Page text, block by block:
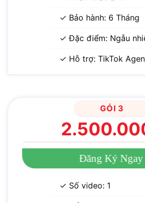
✓ Bảo hành: 6 Tháng
✓ Đặc điểm: Ngẫu
✓ Hỗ trợ: TikTok
GÓI 3
Đăng Ký Ngay
✓ Số video: 1